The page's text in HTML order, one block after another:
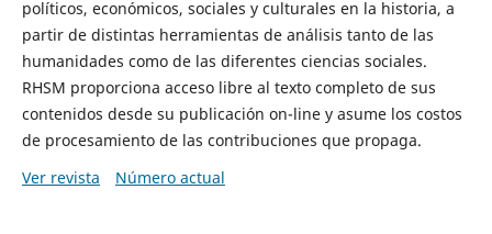
políticos, económicos, sociales y culturales en la historia, a
partir de distintas herramientas de análisis tanto de las
humanidades como de las diferentes ciencias sociales.
RHSM proporciona acceso libre al texto completo de sus
contenidos desde su publicación on-line y asume los costos
de procesamiento de las contribuciones que propaga.
Ver revista
Número actual